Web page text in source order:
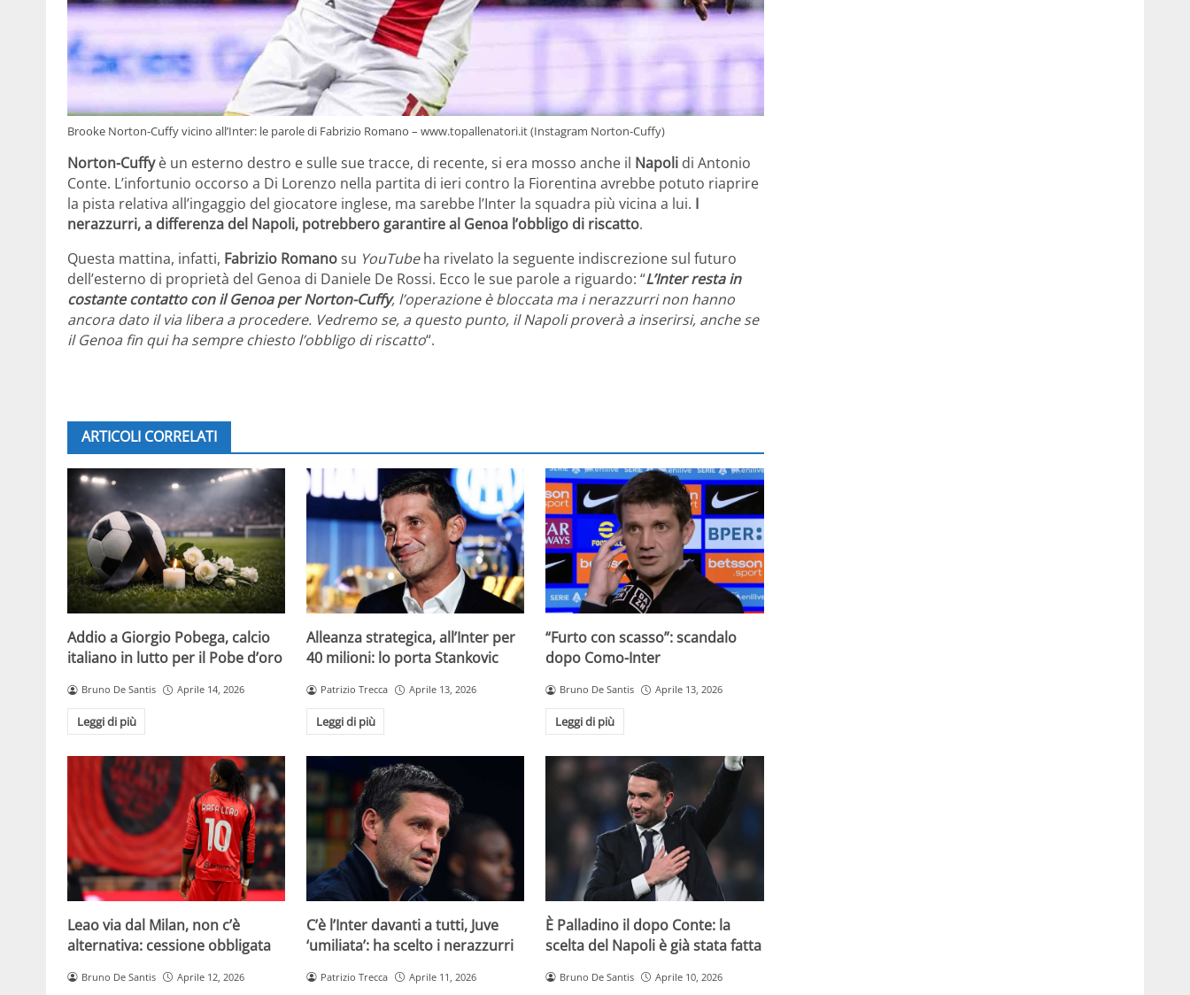
Brooke Norton-Cuffy vicino all’Inter: le parole di Fabrizio Romano – www.topallenatori.it (Instagram Norton-Cuffy)
Norton-Cuffyè un esterno destro e sulle sue tracce, di recente, si era mosso anche il Napoli di Antonio
Conte. L’infortunio occorso a Di Lorenzo nella partita di ieri contro la Fiorentina avrebbe potuto riaprire
la pista relativa all’ingaggio del giocatore inglese, ma sarebbe l’Inter la squadra più vicina a lui. I
nerazzurri, a differenza del Napoli, potrebbero garantire al Genoa l’obbligo di riscatto.
Questa mattina, infatti, Fabrizio Romanosu YouTubeha rivelato la seguente indiscrezione sul futuro
dell’esterno di proprietà del Genoa di Daniele De Rossi. Ecco le sue parole a riguardo: “L’Inter resta in
costante contatto con il Genoa per Norton-Cuffy, l’operazione è bloccata ma i nerazzurri non hanno
ancora dato il via libera a procedere. Vedremo se, a questo punto, il Napoli proverà a inserirsi, anche se
il Genoa fin qui ha sempre chiesto l’obbligo di riscatto“.
ARTICOLI CORRELATI
Addio a Giorgio Pobega, calcio
italiano in lutto per il Pobe d’oro
Bruno De Santis Aprile 14, 2026
Leggi di più
Alleanza strategica, all’Inter per
40 milioni: lo porta Stankovic
Patrizio Trecca Aprile 13, 2026
Leggi di più
“Furto con scasso”: scandalo
dopo Como-Inter
Bruno De Santis Aprile 13, 2026
Leggi di più
Leao via dal Milan, non c’è
alternativa: cessione obbligata
Bruno De Santis Aprile 12, 2026
C’è l’Inter davanti a tutti, Juve
‘umiliata’: ha scelto i nerazzurri
Patrizio Trecca Aprile 11, 2026
È Palladino il dopo Conte: la
scelta del Napoli è già stata fatta
Bruno De Santis Aprile 10, 2026